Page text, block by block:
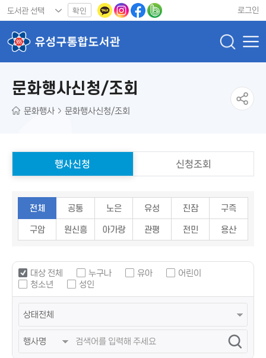
확인 로그인
문화행사신청/조회
문화행사 문화행사신청/조회
행사신청 신청조회
전체 공통 노은 유성 진잠 구즉
구암 원신흥 아가랑 관평 전민 용산
대상 전체 누구나 유아
어린이
청소년
성인